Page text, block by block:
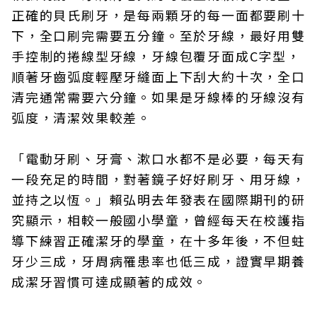
正確的貝氏刷牙，是每兩顆牙的每一面都要刷十
下，全口刷完需要五分鐘。至於牙線，最好用雙
手控制的捲線型牙線，牙線包覆牙面成C字型，
順著牙齒弧度輕壓牙縫面上下刮大約十次，全口
清完通常需要六分鐘。如果是牙線棒的牙線沒有
弧度，清潔效果較差。
「電動牙刷、牙膏、漱口水都不是必要，每天有
一段充足的時間，對著鏡子好好刷牙、用牙線，
並持之以恆。」賴弘明去年發表在國際期刊的研
究顯示，相較一般國小學童，曾經每天在校護指
導下練習正確潔牙的學童，在十多年後，不但蛀
牙少三成，牙周病罹患率也低三成，證實早期養
成潔牙習慣可達成顯著的成效。